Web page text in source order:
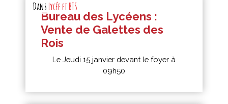
DansLycée et BTS
Bureau des Lycéens :
Vente de Galettes des
Rois
Le Jeudi 15 janvier devant le foyer à
09h50